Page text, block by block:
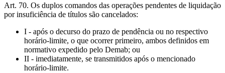
Art. 70. Os duplos comandos das operações pendentes de liquidação
por insuficiência de títulos são cancelados:
I - após o decurso do prazo de pendência ou no respectivo
horário-limite, o que ocorrer primeiro, ambos definidos em
normativo expedido pelo Demab; ou
II - imediatamente, se transmitidos após o mencionado
horário-limite.